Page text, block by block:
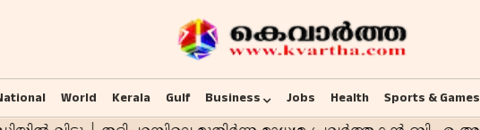
World Kerala Gulf Business Jobs Health Sports & Games